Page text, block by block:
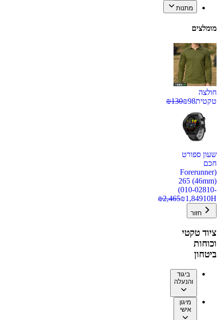
מתנות
מומלצים
חולצה
טקטית
₪98
₪130
שעון ספורט
חכם
(Forerunner
265 (46mm)
(010-02810-
10H
₪1,849
₪2,465
חזור
ציוד טקטי
וכוחות
ביטחון
ביגוד
והנעלה
מיגון
אישי